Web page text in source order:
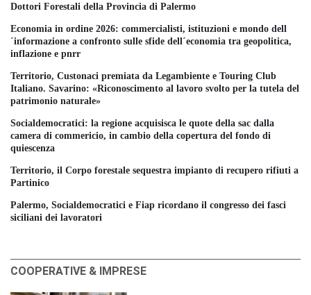
Dottori Forestali della Provincia di Palermo
Economia in ordine 2026: commercialisti, istituzioni e mondo dell
´informazione a confronto sulle sfide dell´economia tra geopolitica,
inflazione e pnrr
Territorio, Custonaci premiata da Legambiente e Touring Club
Italiano. Savarino: «Riconoscimento al lavoro svolto per la tutela del
patrimonio naturale»
Socialdemocratici: la regione acquisisca le quote della sac dalla
camera di commericio, in cambio della copertura del fondo di
quiescenza
Territorio, il Corpo forestale sequestra impianto di recupero rifiuti a
Partinico
Palermo, Socialdemocratici e Fiap ricordano il congresso dei fasci
siciliani dei lavoratori
COOPERATIVE & IMPRESE